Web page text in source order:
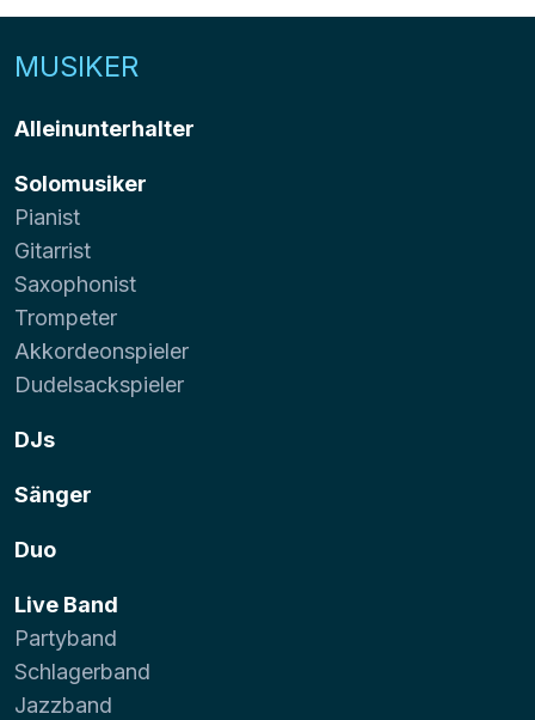
MUSIKER
Alleinunterhalter
Solomusiker
Pianist
Gitarrist
Saxophonist
Trompeter
Akkordeonspieler
Dudelsackspieler
DJs
Sänger
Duo
Live Band
Partyband
Schlagerband
Jazzband